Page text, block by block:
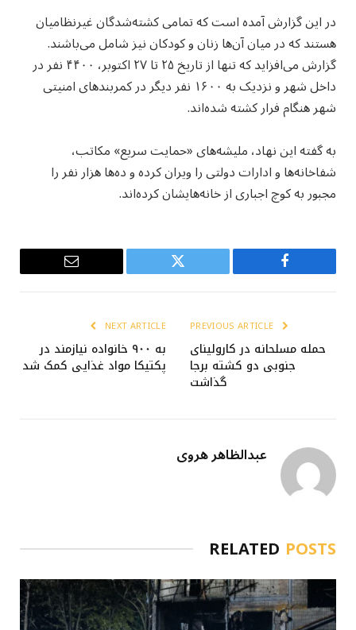
در این گزارش آمده است که تمامی کشته‌شدگان غیرنظامیان
هستند که در میان آن‌ها زنان و کودکان نیز شامل می‌باشند.
گزارش می‌افزاید که تنها از تاریخ ۲۵ تا ۲۷ اکتوبر، ۴۴۰۰ نفر در
داخل شهر و نزدیک به ۱۶۰۰ نفر دیگر در کمربندهای امنیتی
شهر هنگام فرار کشته شده‌اند.
به گفته این نهاد، ملیشه‌های «حمایت سریع» مکاتب،
شفاخانه‌ها و ادارات دولتی را ویران کرده و ده‌ها هزار نفر را
مجبور به کوچ اجباری از خانه‌هایشان کرده‌اند.
Facebook
Twitter
Email
حمله مسلحانه در کارولینای
جنوبی دو کشته برجا
گذاشت
NEXT ARTICLE
به ۹۰۰ خانواده‌ نیازمند در
پکتیکا مواد غذایی کمک شد
عبدالظاهر هروی
RELATED POSTS